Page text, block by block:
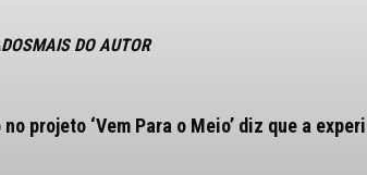
MAIS DO AUTOR
projeto ‘Vem Para o Meio’ diz que a